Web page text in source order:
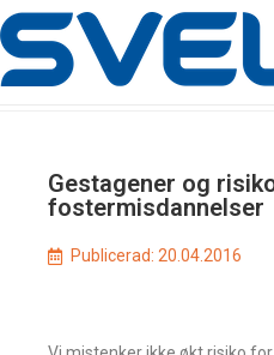
Gestagener og
fostermisdannelser
Publicerad: 20.04.2016